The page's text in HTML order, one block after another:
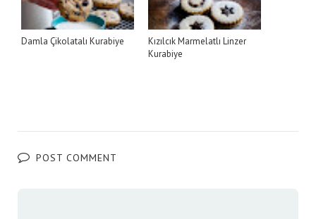
Damla Çikolatalı Kurabiye
Kızılcık Marmelatlı Linzer
Kurabiye
POST COMMENT